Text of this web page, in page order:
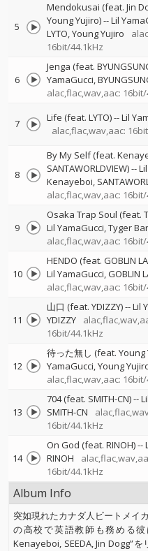
5
Mendokusai (feat. Jin
Young Yujiro)--Lil
LYTO Young Yujiro
16bit/44.1kHz
6
Jenga (feat.
YamaGucci
alac,flac,wav,aac: 16bit/
7 Life (feat. LYTO)--Lil
alac,flac,wav,aac:
8
By My Self (feat.
SANTAWORLDVIEW)--
Kenayeboi
alac,flac,wav,aac: 16bit/
9
Osaka Trap Soul (feat.
Lil YamaGucci Tyger
alac,flac,wav,aac: 16bit/
10
HENDO (feat. GOBLIN
Lil YamaGucci GOBLIN
alac,flac,wav,aac: 16bit/
11
山口 (feat. YDIZZY)--Lil
YDIZZY
16bit/44.1kHz
12
待った無し (feat. Young
YamaGucci Young
alac,flac,wav,aac: 16bit/
13
704 (feat. SMITH-CN)--
SMITH-CN
16bit/44.1kHz
14
On God (feat. RINOH)--
RINOH
16bit/44.1kHz
Album Info
突如現れたカナダ人ビートメイ
の高校で英語教師も務める彼
Kenayeboi, SEEDA, Jin Dogg”